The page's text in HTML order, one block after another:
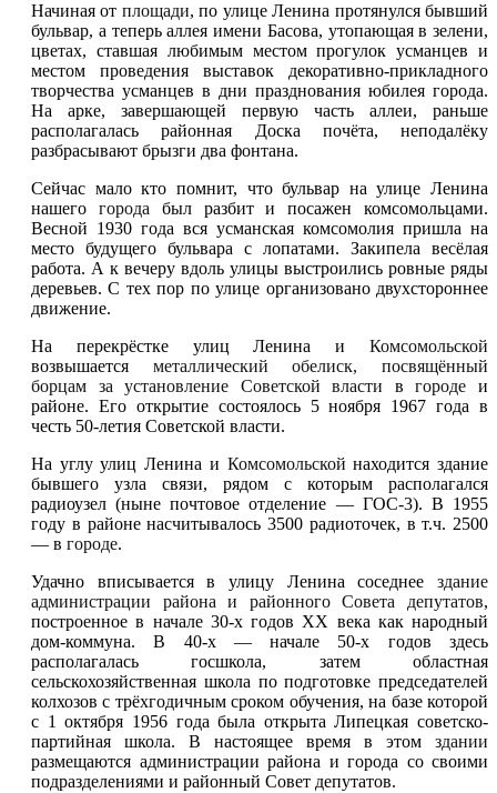
Начиная от площади, по улице Ленина протянулся бывший
бульвар, а теперь аллея имени Басова, утопающая в зелени,
цветах, ставшая любимым местом прогулок усманцев и
местом проведения выставок декоративно-прикладного
творчества усманцев в дни празднования юбилея города.
На арке, завершающей первую часть аллеи, раньше
располагалась районная Доска почёта, неподалёку
разбрасывают брызги два фонтана.
Сейчас мало кто помнит, что бульвар на улице Ленина
нашего города был разбит и посажен комсомольцами.
Весной 1930 года вся усманская комсомолия пришла на
место будущего бульвара с лопатами. Закипела весёлая
работа. А к вечеру вдоль улицы выстроились ровные ряды
деревьев. С тех пор по улице организовано двухстороннее
движение.
На перекрёстке улиц Ленина и Комсомольской
возвышается металлический обелиск, посвящённый
борцам за установление Советской власти вгороде и
районе. Его открытие состоялось 5 ноября 1967 года в
честь 50-летия Советской власти.
На углу улиц Ленина и Комсомольской находится здание
бывшего узла связи, рядом с которым располагался
радиоузел (ныне почтовое отделение — ГОС-3). В 1955
году в районе насчитывалось 3500 радиоточек, в т.ч. 2500
— в городе.
Удачно вписывается в улицу Ленина соседнее здание
администрации района и районного Совета депутатов,
построенное в начале 30-х годов XX века как народный
дом-коммуна. В 40-х — начале 50-х годов здесь
располагалась госшкола, затем областная
сельскохозяйственная школа по подготовке председателей
колхозов с трёхгодичным сроком обучения, на базе которой
с 1 октября 1956 года была открыта Липецкая советско-
партийная школа. В настоящее время в этом здании
размещаются администрации района и города со своими
подразделениями и районный Совет депутатов.